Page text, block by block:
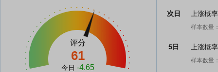
评分
61
今日 -4.65
次日 上涨概
样本数量
5日 上涨概
样本数量